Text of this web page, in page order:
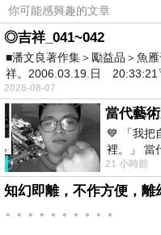
你可能感興趣的文章
◎吉祥_041~042
■潘文良著作集＞勵益品＞魚
祥。2006.03.19.日
2026-08-07
💙 「我把
裡。」 當
抽象韻味
21 小時前
知幻即離，不作方便，離
。。。。。。。。。。